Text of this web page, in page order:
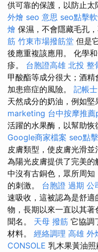
供可靠的保護，以防止太
外燴 seo 意思 seo點擊
燴 保濕，不會隱藏毛孔
筋 竹東市場撥筋堂 但是
後應重複該應用。 化學
疹。 台胞證高雄 北投 整
甲酸酯等成分很大；酒
加患癌症的風險。 記帳
天然成分的奶油，例如堅
marketing 台中按摩推
活躍的水果酶，以幫助恢
Google商家檔案 seo點
皮膚類型，使皮膚光滑並
為陽光皮膚提供了完美
中沒有古銅色，眾所周
的刺激。 台胞證 過期 公
速吸收，這被認為是舒適
物，長期以來一直以其
聞名。 天母 撥筋 它協調
材料。 經絡調理 高雄 外
CONSOLE 乳木果黃油